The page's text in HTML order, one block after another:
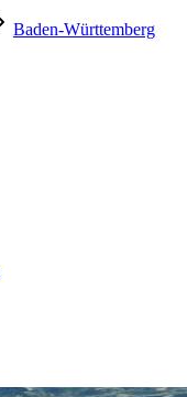
Baden-Württemberg